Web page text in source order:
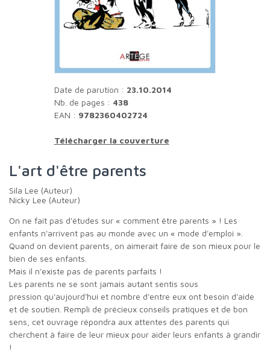
Date de parution : 23.10.2014
Nb. de pages : 438
EAN : 9782360402724
Télécharger la couverture
L'art d'être parents
Sila Lee (Auteur)
Nicky Lee (Auteur)
On ne fait pas d'études sur « comment être parents » ! Les
enfants n'arrivent pas au monde avec un « mode d'emploi ».
Quand on devient parents, on aimerait faire de son mieux pour le
bien de ses enfants.
Mais il n'existe pas de parents parfaits !
Les parents ne se sont jamais autant sentis sous
pression qu'aujourd'hui et nombre d'entre eux ont besoin d'aide
et de soutien. Rempli de précieux conseils pratiques et de bon
sens, cet ouvrage répondra aux attentes des parents qui
cherchent à faire de leur mieux pour aider leurs enfants à grandir
!